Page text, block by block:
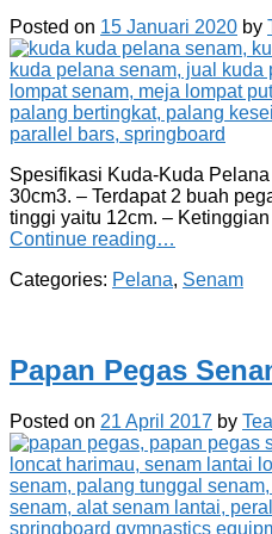
Posted on 15 Januari 2020 by
Spesifikasi Kuda-Kuda
30cm3. – Terdapat 2 buah
tinggi yaitu 12cm. –
Continue reading…
Categories: Pelana, Senam
Papan Pegas
Posted on 21 April 2017 by